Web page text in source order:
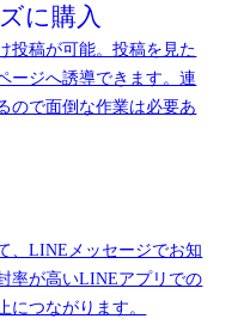
に購入
投稿が可能。投稿を見た
ージへ誘導できます。連
ので面倒な作業は必要あ
、LINEメッセージでお知
率が高いLINEアプリでの
につながります。